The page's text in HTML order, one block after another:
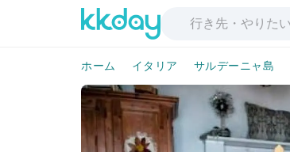
ホーム イタリア サルデーニャ島